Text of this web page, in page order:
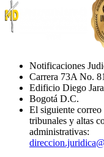
Notificaciones
Carrera 73A No.
Edificio Diego
Bogotá D.C.
El siguiente correo
tribunales y altas
administrativas: